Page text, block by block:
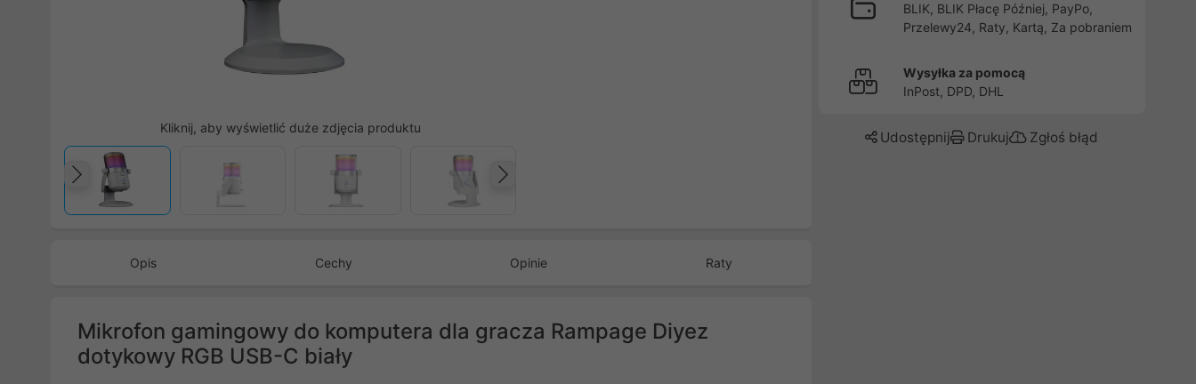
Kliknij, aby wyświetlić duże zdjęcia produktu
Poprzedni
Opis Cechy Opinie Raty
Mikrofon gamingowy do komputera dla gracza Rampage Diyez
dotykowy RGB USB-C biały
BLIK, BLIK Płacę Później, PayPo,
Przelewy24, Raty, Kartą, Za pobraniem
Wysyłka za pomocą
InPost, DPD, DHL
Udostępnij Drukuj Zgłoś błąd